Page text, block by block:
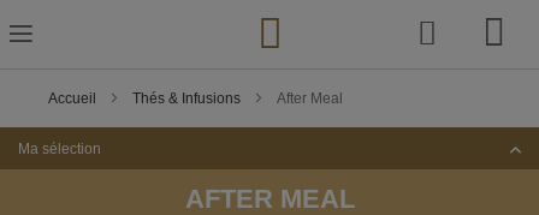
to
Content
Accueil Thés & Infusions After Meal
Ma sélection
AFTER MEAL